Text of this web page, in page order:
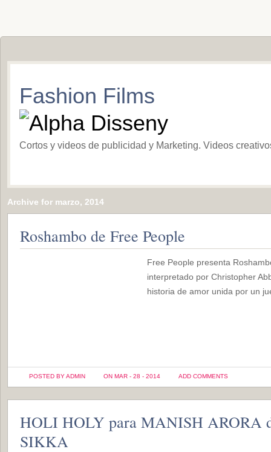
Fashion Films
Cortos y videos de publicidad y Marketing. Videos
Archive for marzo, 2014
Roshambo de Free People
Free People presenta
interpretado por Christopher
historia de amor unida por un
POSTED BY ADMIN ON MAR - 28 - 2014 ADD COMMENTS
HOLI HOLY para MANISH ARORA
SIKKA